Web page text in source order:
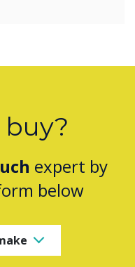
buy?
expert by
below